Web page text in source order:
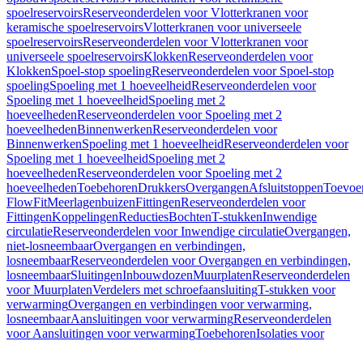
spoelreservoirsReserveonderdelen voor Vlotterkranen voor
keramische spoelreservoirsVlotterkranen voor universeele
spoelreservoirsReserveonderdelen voor Vlotterkranen voor
universeele spoelreservoirsKlokkenReserveonderdelen voor
KlokkenSpoel-stop spoelingReserveonderdelen voor Spoel-stop
spoelingSpoeling met 1 hoeveelheidReserveonderdelen voor
Spoeling met 1 hoeveelheidSpoeling met 2
hoeveelhedenReserveonderdelen voor Spoeling met 2
hoeveelhedenBinnenwerkenReserveonderdelen voor
BinnenwerkenSpoeling met 1 hoeveelheidReserveonderdelen voor
Spoeling met 1 hoeveelheidSpoeling met 2
hoeveelhedenReserveonderdelen voor Spoeling met 2
hoeveelhedenToebehorenDrukkersOvergangenAfsluitstoppen
FlowFitMeerlagenbuizenFittingenReserveonderdelen voor
FittingenKoppelingenReductiesBochtenT-stukkenInwendige
circulatieReserveonderdelen voor Inwendige circulatieOvergangen,
niet-losneembaarOvergangen en verbindingen,
losneembaarReserveonderdelen voor Overgangen en verbindingen,
losneembaarSluitingenInbouwdozenMuurplatenReserveonderdelen
voor MuurplatenVerdelers met schroefaansluitingT-stukken voor
verwarmingOvergangen en verbindingen voor verwarming,
losneembaarAansluitingen voor verwarmingReserveonderdelen
voor Aansluitingen voor verwarmingToebehorenIsolaties voor